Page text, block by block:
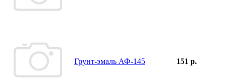
Грунт-эмаль АФ-145 151 р.